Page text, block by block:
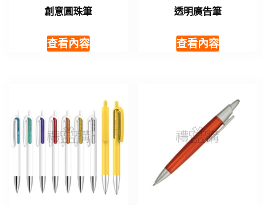
創意圓珠筆
查看內容
透明廣告筆
查看內容